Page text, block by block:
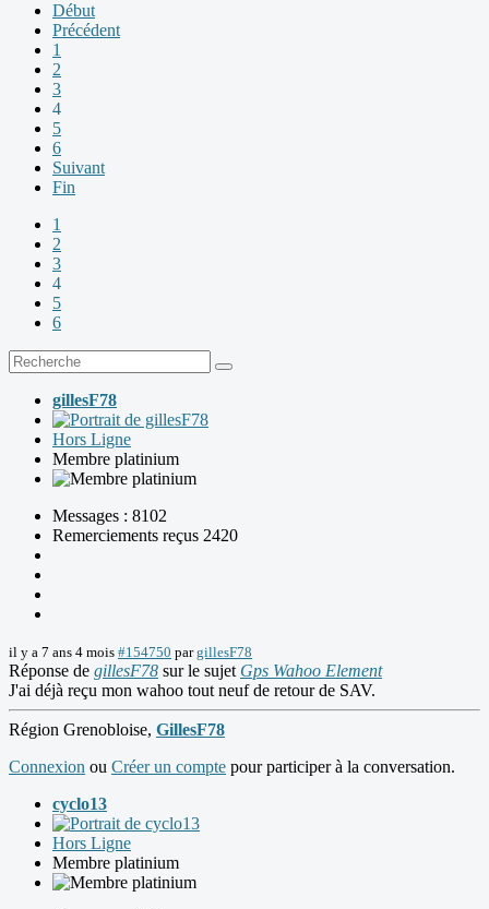
Début
Précédent
1
2
3
4
5
6
Suivant
Fin
1
2
3
4
5
6
gillesF78
Hors Ligne
Membre platinium
Messages : 8102
Remerciements reçus 2420
il y a 7 ans 4 mois #154750 pargillesF78
Réponse de gillesF78 sur le sujet Gps Wahoo Element
J'ai déjà reçu mon wahoo tout neuf de retour de SAV.
Région Grenobloise, GillesF78
Connexion ou Créer un compte pour participer à la conversation.
cyclo13
Hors Ligne
Membre platinium